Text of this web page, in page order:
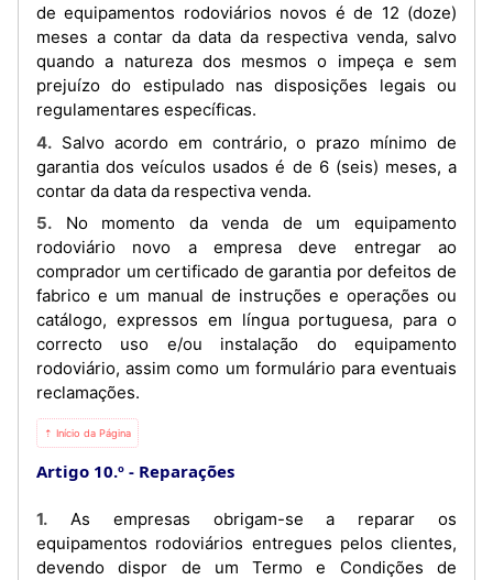
de equipamentos rodoviários novos é de 12 (doze)
meses a contar da data da respectiva venda, salvo
quando a natureza dos mesmos o impeça e sem
prejuízo do estipulado nas disposições legais ou
regulamentares específicas.
4. Salvo acordo em contrário, o prazo mínimo de
garantia dos veículos usados é de 6 (seis) meses, a
contar da data da respectiva venda.
5. No momento da venda de um equipamento
rodoviário novo a empresa deve entregar ao
comprador um certificado de garantia por defeitos de
fabrico e um manual de instruções e operações ou
catálogo, expressos em língua portuguesa, para o
correcto uso e/ou instalação do equipamento
rodoviário, assim como um formulário para eventuais
reclamações.
⇡ Início da Página
Artigo 10.º Reparações
1. As empresas obrigam-se a reparar os
equipamentos rodoviários entregues pelos clientes,
devendo dispor de um Termo e Condições de